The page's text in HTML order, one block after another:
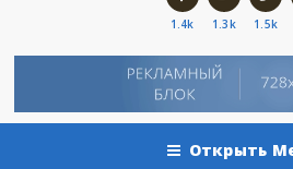
1.4k 1.3k 1.5k
Открыть